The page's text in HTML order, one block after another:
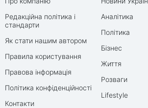
Редакційна політика і
стандарти
Як стати нашим автором
Правила користування
Правова інформація
Політика конфіденційності
Контакти
Аналітика
Політика
Бізнес
Життя
Розваги
Lifestyle